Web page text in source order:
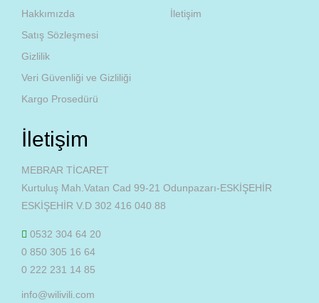
Hakkımızda
Satış Sözleşmesi
Gizlilik
Veri Güvenliği ve Gizliliği
Kargo Prosedürü
İletişim
İletişim
MEBRAR TİCARET
Kurtuluş Mah.Vatan Cad 99-21 Odunpazarı-ESKİŞEHİR
ESKİŞEHİR V.D 302 416 040 88
0532 304 64 20
0 850 305 16 64
0 222 231 14 85
info@wilivili.com